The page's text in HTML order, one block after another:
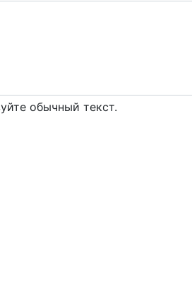
обычный текст.